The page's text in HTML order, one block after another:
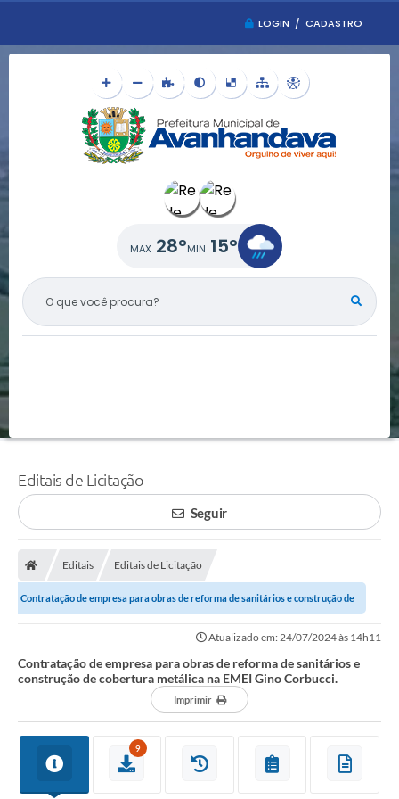
LOGIN / CADASTRO
O QUE VOCÊ PROCURA?
28° 15°
Editais de Licitação
Seguir
Editais Editais de Licitação
Contratação de empresa para obras de reforma de sanitários e construção de
Atualizado em: 24/07/2024 às 14h11
Contratação de empresa para obras de reforma de sanitários e
construção de cobertura metálica na EMEI Gino Corbucci.
Imprimir
9